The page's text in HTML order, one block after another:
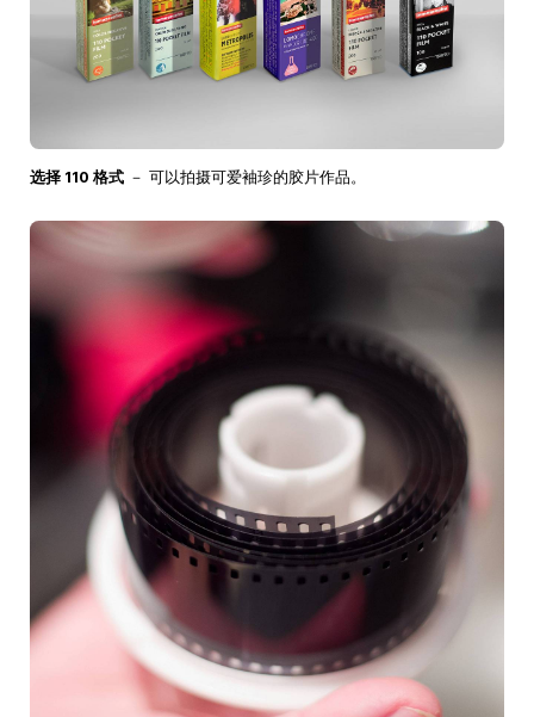
选择 110 格式 － 可以拍摄可爱袖珍的胶片作品。